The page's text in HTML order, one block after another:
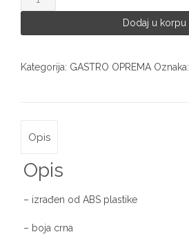
za
(crni)
2310
Dodaj u korpu
Kategorija: GASTRO OPREMA Oznaka:
Opis
Opis
– izrađen od ABS plastike
– boja crna